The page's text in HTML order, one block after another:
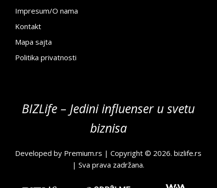
Impresum/O nama
Kontakt
Mapa sajta
Politika privatnosti
BIZLife – Jedini influenser u svetu
biznisa
Developed by Premium.rs | Copyright © 2026.bizlife.rs
| Sva prava zadržana.